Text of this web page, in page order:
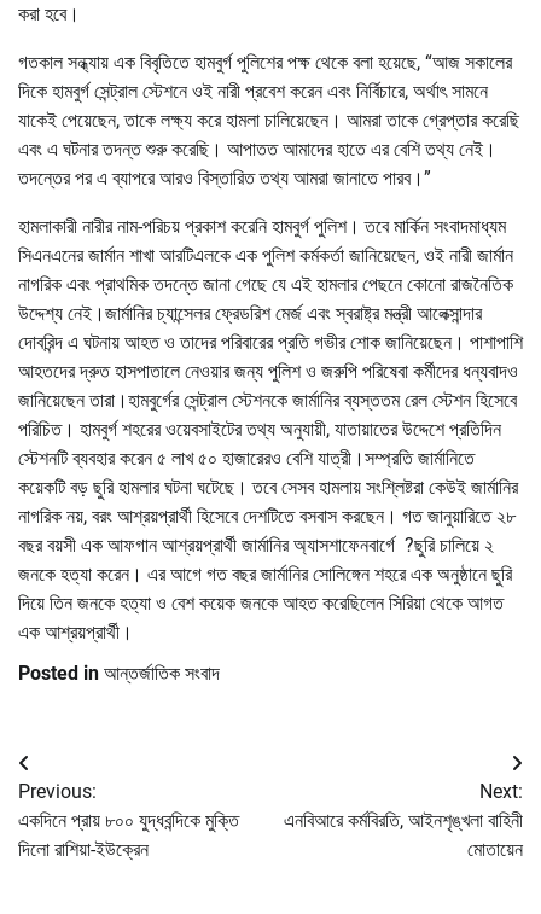
করা হবে।
গতকাল সন্ধ্যায় এক বিবৃতিতে হামবুর্গ পুলিশের পক্ষ থেকে বলা হয়েছে, “আজ সকালের
দিকে হামবুর্গ সেন্ট্রাল স্টেশনে ওই নারী প্রবেশ করেন এবং নির্বিচারে, অর্থাৎ সামনে
যাকেই পেয়েছেন, তাকে লক্ষ্য করে হামলা চালিয়েছেন। আমরা তাকে গ্রেপ্তার করেছি
এবং এ ঘটনার তদন্ত শুরু করেছি। আপাতত আমাদের হাতে এর বেশি তথ্য নেই।
তদন্তের পর এ ব্যাপরে আরও বিস্তারিত তথ্য আমরা জানাতে পারব।”
হামলাকারী নারীর নাম-পরিচয় প্রকাশ করেনি হামবুর্গ পুলিশ। তবে মার্কিন সংবাদমাধ্যম
সিএনএনের জার্মান শাখা আরটিএলকে এক পুলিশ কর্মকর্তা জানিয়েছেন, ওই নারী জার্মান
নাগরিক এবং প্রাথমিক তদন্তে জানা গেছে যে এই হামলার পেছনে কোনো রাজনৈতিক
উদ্দেশ্য নেই।জার্মানির চ্যান্সেলর ফ্রেডরিশ মের্জ এবং স্বরাষ্ট্র মন্ত্রী আলেক্সান্দার
দোবরিন্দ এ ঘটনায় আহত ও তাদের পরিবারের প্রতি গভীর শোক জানিয়েছেন। পাশাপাশি
আহতদের দ্রুত হাসপাতালে নেওয়ার জন্য পুলিশ ও জরুপি পরিষেবা কর্মীদের ধন্যবাদও
জানিয়েছেন তারা।হামবুর্গের সেন্ট্রাল স্টেশনকে জার্মানির ব্যস্ততম রেল স্টেশন হিসেবে
পরিচিত। হামবুর্গ শহরের ওয়েবসাইটের তথ্য অনুযায়ী, যাতায়াতের উদ্দেশে প্রতিদিন
স্টেশনটি ব্যবহার করেন ৫ লাখ ৫০ হাজারেরও বেশি যাত্রী।সম্প্রতি জার্মানিতে
কয়েকটি বড় ছুরি হামলার ঘটনা ঘটেছে। তবে সেসব হামলায় সংশ্লিষ্টরা কেউই জার্মানির
নাগরিক নয়, বরং আশ্রয়প্রার্থী হিসেবে দেশটিতে বসবাস করছেন। গত জানুয়ারিতে ২৮
বছর বয়সী এক আফগান আশ্রয়প্রার্থী জার্মানির অ্যাসশাফেনবার্গে ?ছুরি চালিয়ে ২
জনকে হত্যা করেন। এর আগে গত বছর জার্মানির সোলিঙ্গেন শহরে এক অনুষ্ঠানে ছুরি
দিয়ে তিন জনকে হত্যা ও বেশ কয়েক জনকে আহত করেছিলেন সিরিয়া থেকে আগত
এক আশ্রয়প্রার্থী।
Posted in আন্তর্জাতিক সংবাদ
Post
navigation
Previous:
একদিনে প্রায় ৮০০ যুদ্ধবন্দিকে মুক্তি
দিলো রাশিয়া-ইউক্রেন
Next:
এনবিআরে কর্মবিরতি, আইনশৃঙ্খলা বাহিনী
মোতায়েন